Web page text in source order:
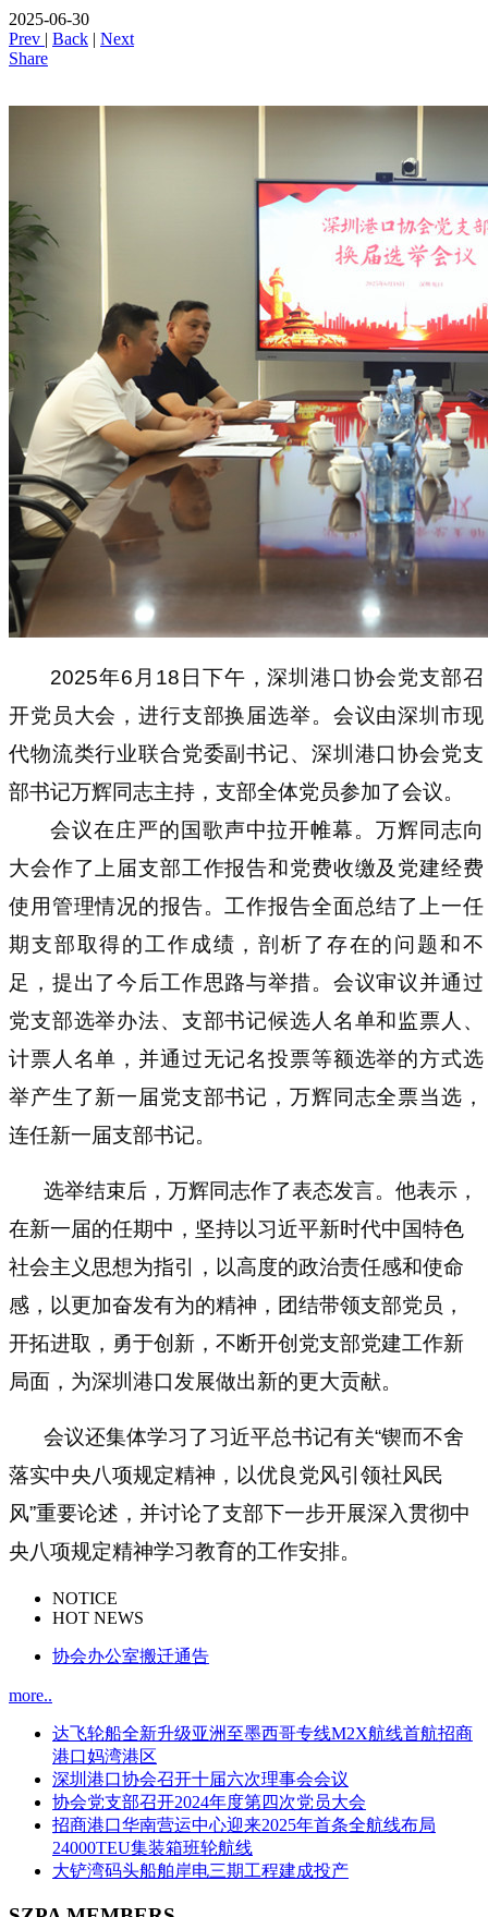
2025-06-30
Prev | Back | Next
Share
2025年6月18日下午，深圳港口协会党支部召
开党员大会，进行支部换届选举。会议由深圳市现
代物流类行业联合党委副书记、深圳港口协会党支
部书记万辉同志主持，支部全体党员参加了会议。
会议在庄严的国歌声中拉开帷幕。万辉同志向
大会作了上届支部工作报告和党费收缴及党建经费
使用管理情况的报告。工作报告全面总结了上一任
期支部取得的工作成绩，剖析了存在的问题和不
足，提出了今后工作思路与举措。会议审议并通过
党支部选举办法、支部书记候选人名单和监票人、
计票人名单，并通过无记名投票等额选举的方式选
举产生了新一届党支部书记，万辉同志全票当选，
连任新一届支部书记。
选举结束后，万辉同志作了表态发言。他表示，
在新一届的任期中， 坚持以习近平新时代中国特色
社会主义思想为指引， 以高度的政治责任感和使命
感，以更加奋发有为的精神，团结带领支部党员，
开拓进取，勇于创新，不断开创党支部党建工作新
局面，为深圳港口发展做出新的更大贡献。
会议还集体学习了习近平总书记有关“锲而不舍
落实中央八项规定精神，以优良党风引领社风民
风”重要论述，并讨论了支部下一步开展深入贯彻中
央八项规定精神学习教育的工作安排。
NOTICE
HOT NEWS
协会办公室搬迁通告
more..
达飞轮船全新升级亚洲至墨西哥专线M2X航线首航招商
港口妈湾港区
深圳港口协会召开十届六次理事会会议
协会党支部召开2024年度第四次党员大会
招商港口华南营运中心迎来2025年首条全航线布局
24000TEU集装箱班轮航线
大铲湾码头船舶岸电三期工程建成投产